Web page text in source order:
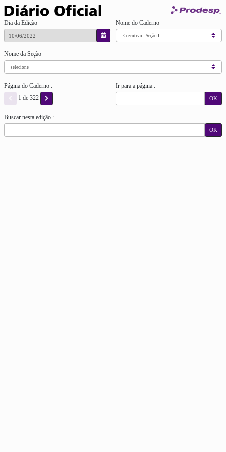
Dia da Edição Nome do Caderno
Nome da Seção
Página do Caderno :
1 de 322
Ir para a página :
OK
Buscar nesta edição :
OK